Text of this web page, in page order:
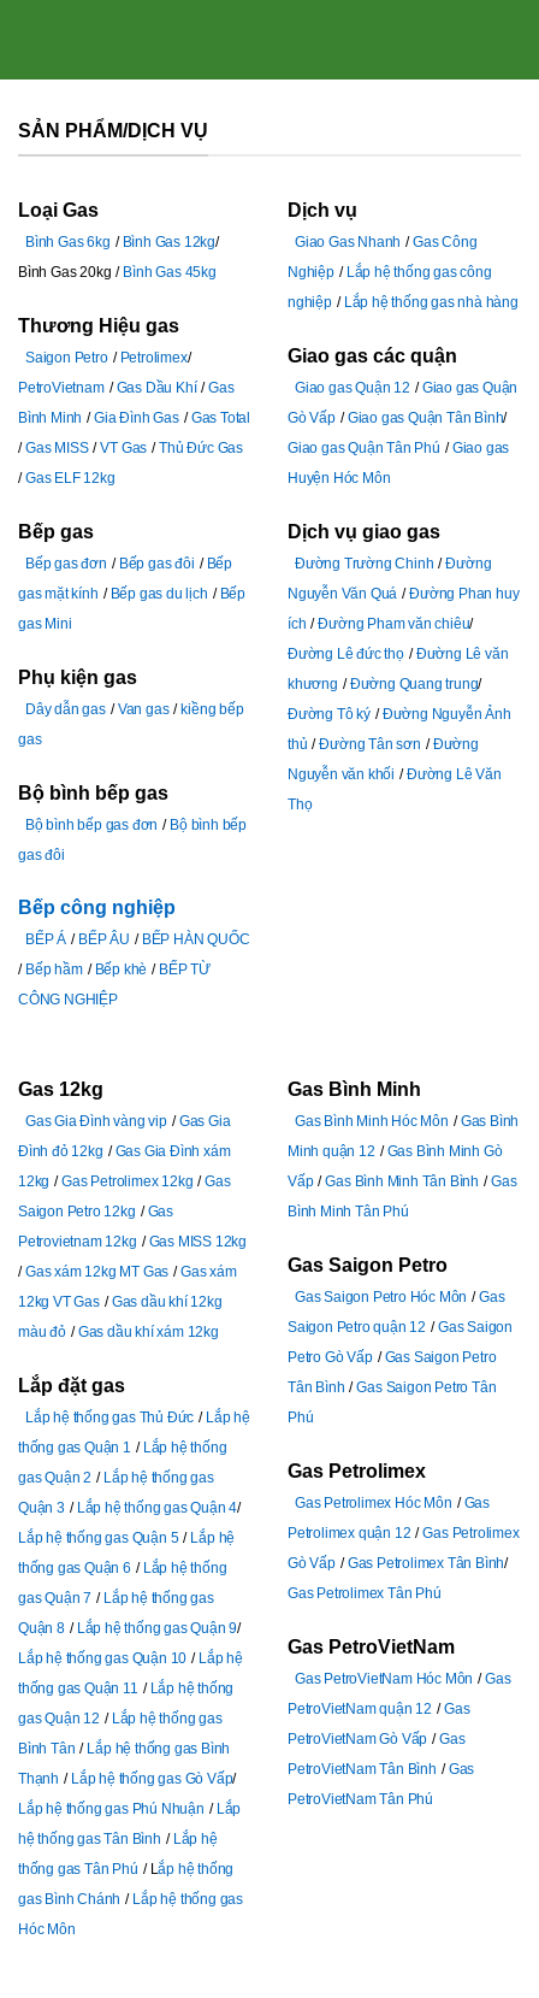
SẢN PHẨM/DỊCH VỤ
Loại Gas
Bình Gas 6kg
Bình Gas 12kg
Bình Gas 20kg
Bình Gas 45kg
Thương Hiệu gas
Saigon Petro
Petrolimex
PetroVietnam
Gas Dầu Khí
Gas
Bình Minh
Gia Đình Gas
Gas Total
Gas MISS
VT Gas
Thủ Đức Gas
Gas ELF 12kg
Bếp gas
Bếp gas đơn Bếp gas đôi
Bếp
gas mặt kính
Bếp gas du lịch
Bếp
gas Mini
Phụ kiện gas
Dây dẫn gas Van gas
kiềng bếp
gas
Bộ bình bếp gas
Bộ bình bếp gas đơn
Bộ bình bếp
gas đôi
Bếp công nghiệp
BẾP Á BẾP ÂU
BẾP HÀN QUỐC
Bếp hầm
Bếp khè
BẾP TỪ
CÔNG NGHIỆP
Dịch vụ
Giao Gas Nhanh
Gas Công
Nghiệp
Lắp hệ thống gas công
nghiệp
Lắp hệ thống gas nhà hàng
Giao gas các quận
Giao gas Quận 12
Giao gas Quận
Gò Vấp
Giao gas Quận Tân Bình
Giao gas Quận Tân Phú
Giao gas
Huyện Hóc Môn
Dịch vụ giao gas
Đường Trường Chinh
Đường
Nguyễn Văn Quá
Đường Phan huy
ích
Đường Pham văn chiêu
Đường Lê đức thọ
Đường Lê văn
khương
Đường Quang trung
Đường Tô ký
Đường Nguyễn Ảnh
thủ
Đường Tân sơn
Đường
Nguyễn văn khối
Đường Lê Văn
Thọ
Gas 12kg
Gas Gia Đình vàng vip
Gas Gia
Đình đỏ 12kg
Gas Gia Đình xám
12kg
Gas Petrolimex 12kg
Gas
Saigon Petro 12kg
Gas
Petrovietnam 12kg
Gas MISS 12kg
Gas xám 12kg MT Gas
Gas xám
12kg VT Gas
Gas dầu khí 12kg
màu đỏ
Gas dầu khí xám 12kg
Lắp đặt gas
Lắp hệ thống gas Thủ Đức
Lắp hệ
thống gas Quận 1
Lắp hệ thống
gas Quận 2
Lắp hệ thống gas
Quận 3
Lắp hệ thống gas Quận 4
Lắp hệ thống gas Quận 5
Lắp hệ
thống gas Quận 6
Lắp hệ thống
gas Quận 7
Lắp hệ thống gas
Quận 8
Lắp hệ thống gas Quận 9
Lắp hệ thống gas Quận 10
Lắp hệ
thống gas Quận 11
Lắp hệ thống
gas Quận 12
Lắp hệ thống gas
Bình Tân
Lắp hệ thống gas Bình
Thạnh
Lắp hệ thống gas Gò Vấp
Lắp hệ thống gas Phú Nhuận
Lắp
hệ thống gas Tân Bình
Lắp hệ
thống gas Tân Phú
Lắp hệ thống
gas Bình Chánh
Lắp hệ thống gas
Hóc Môn
Gas Bình Minh
Gas Bình Minh Hóc Môn
Gas Bình
Minh quận 12
Gas Bình Minh Gò
Vấp
Gas Bình Minh Tân Bình
Gas
Bình Minh Tân Phú
Gas Saigon Petro
Gas Saigon Petro Hóc Môn
Gas
Saigon Petro quận 12
Gas Saigon
Petro Gò Vấp
Gas Saigon Petro
Tân Bình
Gas Saigon Petro Tân
Phú
Gas Petrolimex
Gas Petrolimex Hóc Môn
Gas
Petrolimex quận 12
Gas Petrolimex
Gò Vấp
Gas Petrolimex Tân Bình
Gas Petrolimex Tân Phú
Gas PetroVietNam
Gas PetroVietNam Hóc Môn
Gas
PetroVietNam quận 12
Gas
PetroVietNam Gò Vấp
Gas
PetroVietNam Tân Bình
Gas
PetroVietNam Tân Phú